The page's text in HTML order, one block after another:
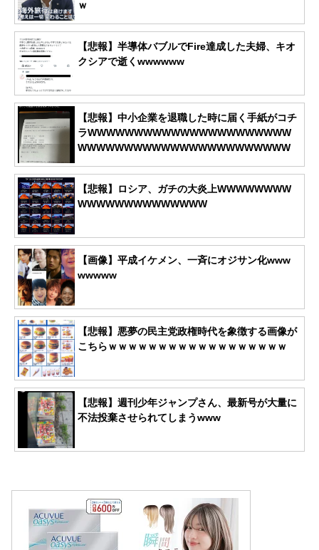
ｗ
【悲報】半導体バブルでFire達成した夫婦、キオ
クシアで逝くwwwwww
【悲報】中小企業を退職した時に届く手紙がコチ
ラWWWWWWWWWWWWWWWWWWWWWW
WWWWWWWWWWWWWWWWWWWWWWW
【悲報】ロシア、ガチの大炎上WWWWWWWW
WWWWWWWWWWWWWW
【画像】平成イケメン、一斉にオジサン化www
wwwww
【悲報】悪夢の民主党政権時代を象徴する画像が
こちらｗｗｗｗｗｗｗｗｗｗｗｗｗｗｗｗｗｗ
【悲報】週刊少年ジャンプさん、最新号が大量に
不法投棄させられてしまうwww